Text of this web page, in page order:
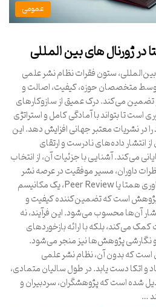
عمومی
در ژورنال های بین المللی
بین‌المللی، ستون فقرات نظام نشر علمی
توسط متخصصان حوزه، کیفیت، اصالت و
تضمین می‌کند. درک عمیق از سازوکارهای
است تا بتواند با آمادگی کامل و استراتژی
در نشریات معتبر جهانی افزایش دهد. این
انتشار داده‌های نادرست و ارتقای
می‌کند. آشنایی با جزئیات آن، از انتخاب
داوران، مسیر موفقیت در عرصه نشر
بین‌المللی را هموارتر می‌سازد. داوری همتا یا Peer Review، یک مکانیسم
پژوهش است که تضمین‌کننده کیفیت و
آن‌ها محسوب می‌شود. این فرآیند، نه
کمک می‌کند، بلکه با ارائه بازخوردهای
نگارشی پژوهش‌ها نیز منجر می‌شود.
است که بدون آن، نظام نشر علمی
و اتکا دست یابد. در طول سالیان متمادی،
شده است که پژوهشگران، سردبیران و
…